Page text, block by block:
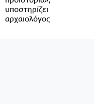
υποστηρίζει
αρχαιολόγος